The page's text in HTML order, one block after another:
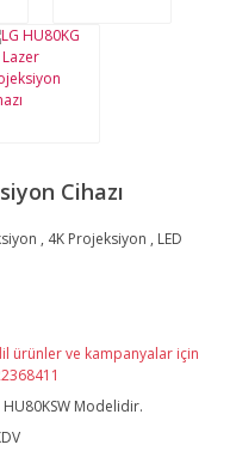
Cihazı
, 4K Projeksiyon , LED
ürünler ve kampanyalar için
Modelidir.